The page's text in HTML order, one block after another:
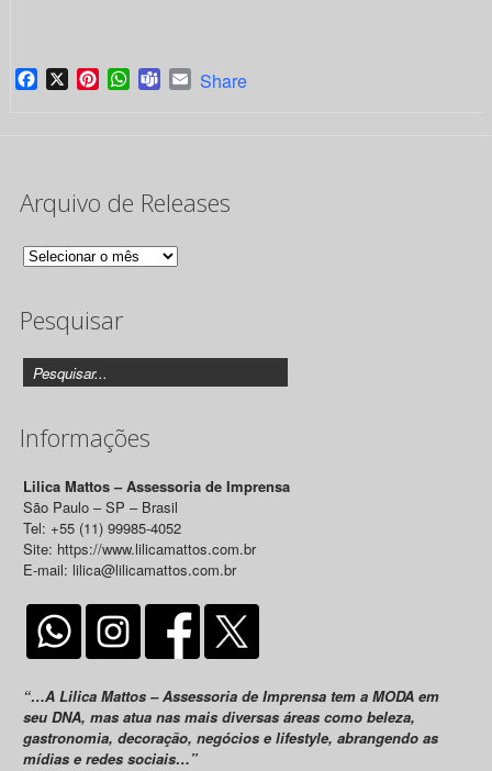
Facebook
X PinterestWhatsApp
TeamsEmail
Share
Arquivo de Releases
Arquivo
Releases
Pesquisar
Informações
Lilica Mattos – Assessoria de Imprensa
São Paulo – SP – Brasil
Tel: +55 (11) 99985-4052
Site: https://www.lilicamattos.com.br
E-mail: lilica@lilicamattos.com.br
“…A Lilica Mattos – Assessoria de Imprensa tem a MODA em
seu DNA, mas atua nas mais diversas áreas como beleza,
gastronomia, decoração, negócios e lifestyle, abrangendo as
mídias e redes sociais…”